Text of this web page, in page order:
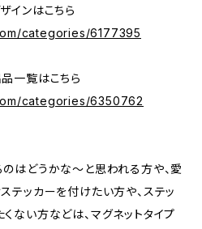
インはこちら
categories/6177395
一覧はこちら
categories/6350762
はどうかな～と思われる方や、愛
テッカーを付けたい方や、ステッ
ない方などは、マグネットタイプ